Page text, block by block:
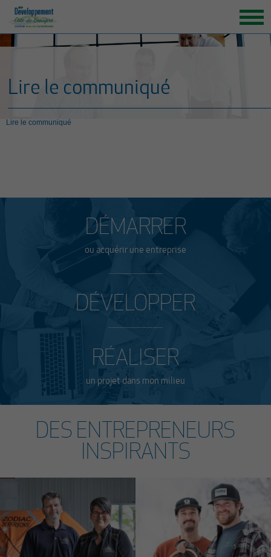
GRANDS ENJEUX
ENTREPRENEURS INSPIRANTS
Lire le communiqué
Lire le communiqué
DÉMARRER
ou acquérir une entreprise
DÉVELOPPER
RÉALISER
un projet dans mon milieu
DES ENTREPRENEURS
INSPIRANTS